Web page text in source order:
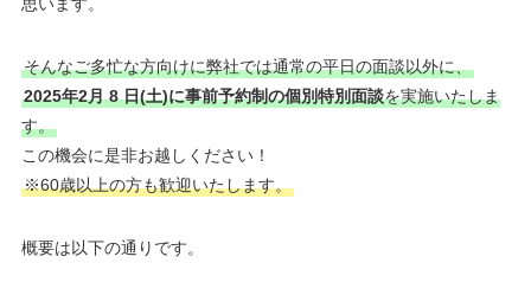
思います。
そんなご多忙な方向けに弊社では通常の平日の面談以外に、
2025年2月 8 日(土)に事前予約制の個別特別面談を実施いたしま
す。
この機会に是非お越しください！
※60歳以上の方も歓迎いたします。
概要は以下の通りです。